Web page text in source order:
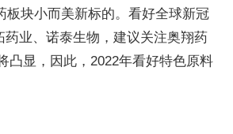
板块小而美新标的。看好全球新冠
业、诺泰生物，建议关注奥翔药
凸显，因此，2022年看好特色原料